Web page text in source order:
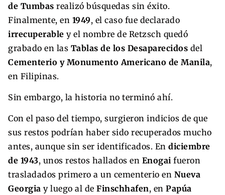
de Tumbas realizó búsquedas sin éxito.
Finalmente, en 1949, el caso fue declarado
irrecuperable y el nombre de Retzsch quedó
grabado en las Tablas de los Desaparecidos del
Cementerio y Monumento Americano de Manila,
en Filipinas.
Sin embargo, la historia no terminó ahí.
Con el paso del tiempo, surgieron indicios de que
sus restos podrían haber sido recuperados mucho
antes, aunque sin ser identificados. En diciembre
de 1943, unos restos hallados en Enogai fueron
trasladados primero a un cementerio en Nueva
Georgia y luego al de Finschhafen, en Papúa